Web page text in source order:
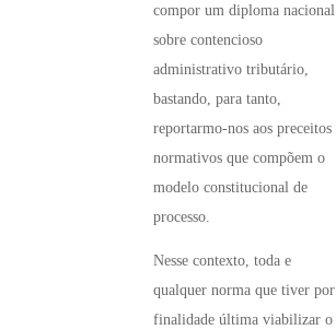
compor um diploma nacional
sobre contencioso
administrativo tributário,
bastando, para tanto,
reportarmo-nos aos preceitos
normativos que compõem o
modelo constitucional de
processo.
Nesse contexto, toda e
qualquer norma que tiver por
finalidade última viabilizar o